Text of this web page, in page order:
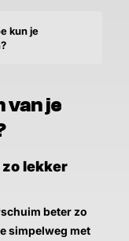
kun je
van je
lekker
beter zo
simpelweg met